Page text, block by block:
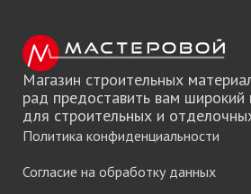
Магазин строительных
рад предоставить вам
для строительных и
Политика конфиденциальности
Согласие на обработку данных